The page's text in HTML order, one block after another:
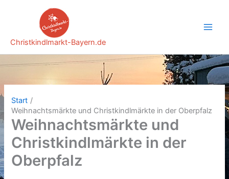
Christkindlmarkt-Bayern.de
Start
Weihnachtsmärkte und Christkindlmärkte in der Oberpfalz
Weihnachtsmärkte und
Christkindlmärkte in der
Oberpfalz